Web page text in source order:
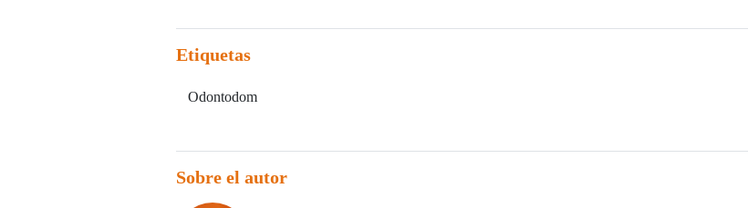
Etiquetas
Odontodom
Sobre el autor